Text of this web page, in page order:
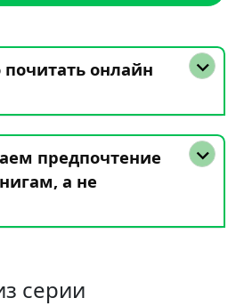
онлайн
предпочтение
а не
серии